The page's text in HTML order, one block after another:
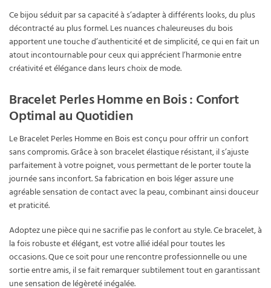
Ce bijou séduit par sa capacité à s’adapter à différents looks, du plus
décontracté au plus formel. Les nuances chaleureuses du bois
apportent une touche d’authenticité et de simplicité, ce qui en fait un
atout incontournable pour ceux qui apprécient l’harmonie entre
créativité et élégance dans leurs choix de mode.
Bracelet Perles Homme en Bois : Confort
Optimal au Quotidien
Le Bracelet Perles Homme en Bois est conçu pour offrir un confort
sans compromis. Grâce à son bracelet élastique résistant, il s’ajuste
parfaitement à votre poignet, vous permettant de le porter toute la
journée sans inconfort. Sa fabrication en bois léger assure une
agréable sensation de contact avec la peau, combinant ainsi douceur
et praticité.
Adoptez une pièce qui ne sacrifie pas le confort au style. Ce bracelet, à
la fois robuste et élégant, est votre allié idéal pour toutes les
occasions. Que ce soit pour une rencontre professionnelle ou une
sortie entre amis, il se fait remarquer subtilement tout en garantissant